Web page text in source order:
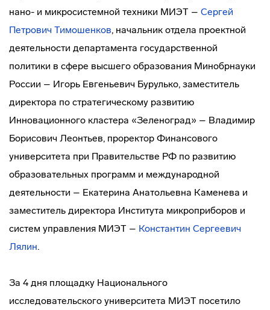
нано- и микросистемной техники МИЭТ – Сергей
Петрович Тимошенков, начальник отдела проектной
деятельности департамента государственной
политики в сфере высшего образования Минобрнауки
России – Игорь Евгеньевич Бурулько, заместитель
директора по стратегическому развитию
Инновационного кластера «Зеленоград» – Владимир
Борисович Леонтьев, проректор Финансового
университета при Правительстве РФ по развитию
образовательных программ и международной
деятельности – Екатерина Анатольевна Каменева и
заместитель директора Института микроприборов и
систем управления МИЭТ – Константин Сергеевич
Лялин.
За 4 дня площадку Национального
исследовательского университета МИЭТ посетило